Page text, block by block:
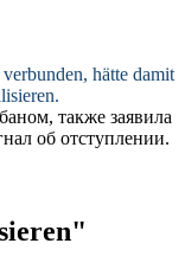
hätte damit
.
также заявила
об отступлении.